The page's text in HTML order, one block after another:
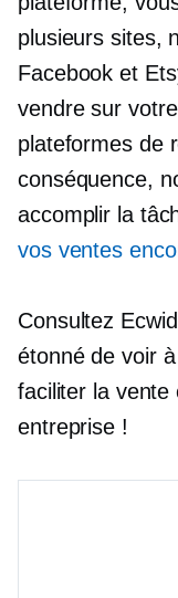
plusieurs sites,
Facebook et
vendre sur
plateformes de
conséquence,
accomplir la
vos ventes
Consultez
étonné de voir
faciliter la vente
entreprise !